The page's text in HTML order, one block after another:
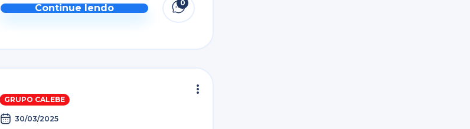
espiritual, de ...Continue lendo 0
GRUPO CALEBE
30/03/2025